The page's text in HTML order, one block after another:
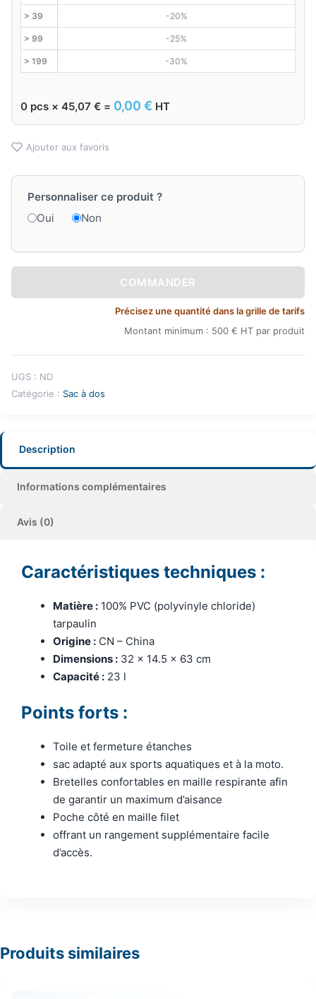
> 39 -20%
> 99 -25%
> 199 -30%
0 pcs × 45,07 € = 0,00 € HT
Ajouter aux favoris
Personnaliser ce produit ?
Oui
Non
COMMANDER
Précisez une quantité dans la grille de tarifs
Montant minimum : 500 € HT par produit
UGS : ND
Catégorie : Sac à dos
Description
Informations complémentaires
Avis (0)
Caractéristiques techniques :
Matière : 100% PVC (polyvinyle chloride)
tarpaulin
Origine : CN – China
Dimensions : 32 x 14.5 x 63 cm
Capacité : 23 l
Points forts :
Toile et fermeture étanches
sac adapté aux sports aquatiques et à la moto.
Bretelles confortables en maille respirante afin
de garantir un maximum d’aisance
Poche côté en maille filet
offrant un rangement supplémentaire facile
d’accès.
Produits similaires